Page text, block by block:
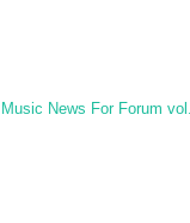
Music News For Forum